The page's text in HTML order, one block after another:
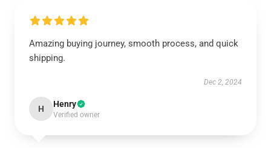
Amazing buying journey, smooth process, and quick
shipping.
Dec 2, 2024
H Henry
Verified owner